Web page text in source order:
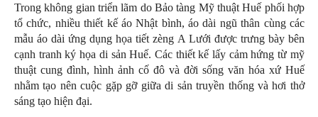
Trong không gian triển lãm do Bảo tàng Mỹ thuật Huế phối hợp
tổ chức, nhiều thiết kế áo Nhật bình, áo dài ngũ thân cùng các
mẫu áo dài ứng dụng họa tiết zèng A Lưới được trưng bày bên
cạnh tranh ký họa di sản Huế. Các thiết kế lấy cảm hứng từ mỹ
thuật cung đình, hình ảnh cố đô và đời sống văn hóa xứ Huế
nhằm tạo nên cuộc gặp gỡ giữa di sản truyền thống và hơi thở
sáng tạo hiện đại.